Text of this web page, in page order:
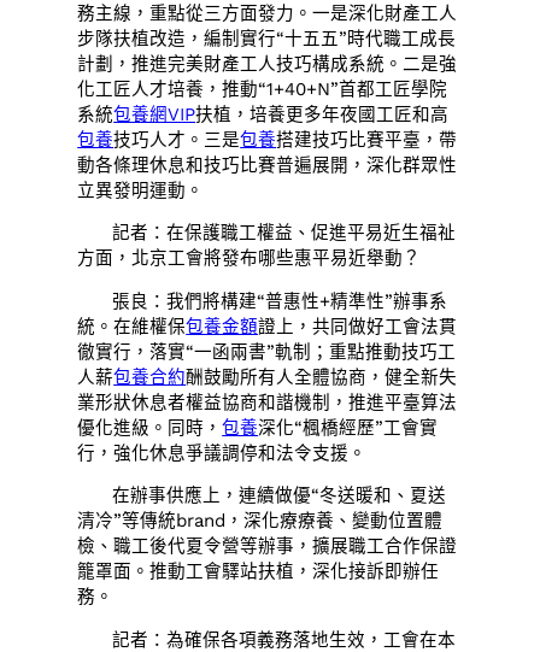
務主線，重點從三方面發力。一是深化財產工人
步隊扶植改造，編制實行“十五五”時代職工成長
計劃，推進完美財產工人技巧構成系統。二是強
化工匠人才培養，推動“1+40+N”首都工匠學院
系統包養網VIP扶植，培養更多年夜國工匠和高
包養技巧人才。三是包養搭建技巧比賽平臺，帶
動各條理休息和技巧比賽普遍展開，深化群眾性
立異發明運動。
記者：在保護職工權益、促進平易近生福祉
方面，北京工會將發布哪些惠平易近舉動？
張良：我們將構建“普惠性+精準性”辦事系
統。在維權保包養金額證上，共同做好工會法貫
徹實行，落實“一函兩書”軌制；重點推動技巧工
人薪包養合約酬鼓勵所有人全體協商，健全新失
業形狀休息者權益協商和諧機制，推進平臺算法
優化進級。同時，包養深化“楓橋經歷”工會實
行，強化休息爭議調停和法令支援。
在辦事供應上，連續做優“冬送暖和、夏送
清冷”等傳統brand，深化療療養、變動位置體
檢、職工後代夏令營等辦事，擴展職工合作保證
籠罩面。推動工會驛站扶植，深化接訴即辦任
務。
記者：為確保各項義務落地生效，工會在本